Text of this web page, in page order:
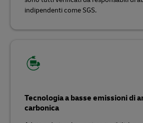
indipendenti come SGS.
Tecnologia a basse emissioni di
carbonica